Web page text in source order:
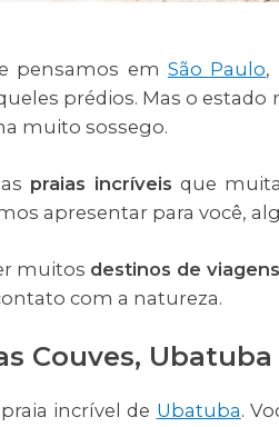
pensamos em São Paulo,
prédios. Mas o estado
muito sossego.
praias incríveis que
apresentar para você,
muitos destinos de
com a natureza.
Couves, Ubatuba
incrível de Ubatuba.